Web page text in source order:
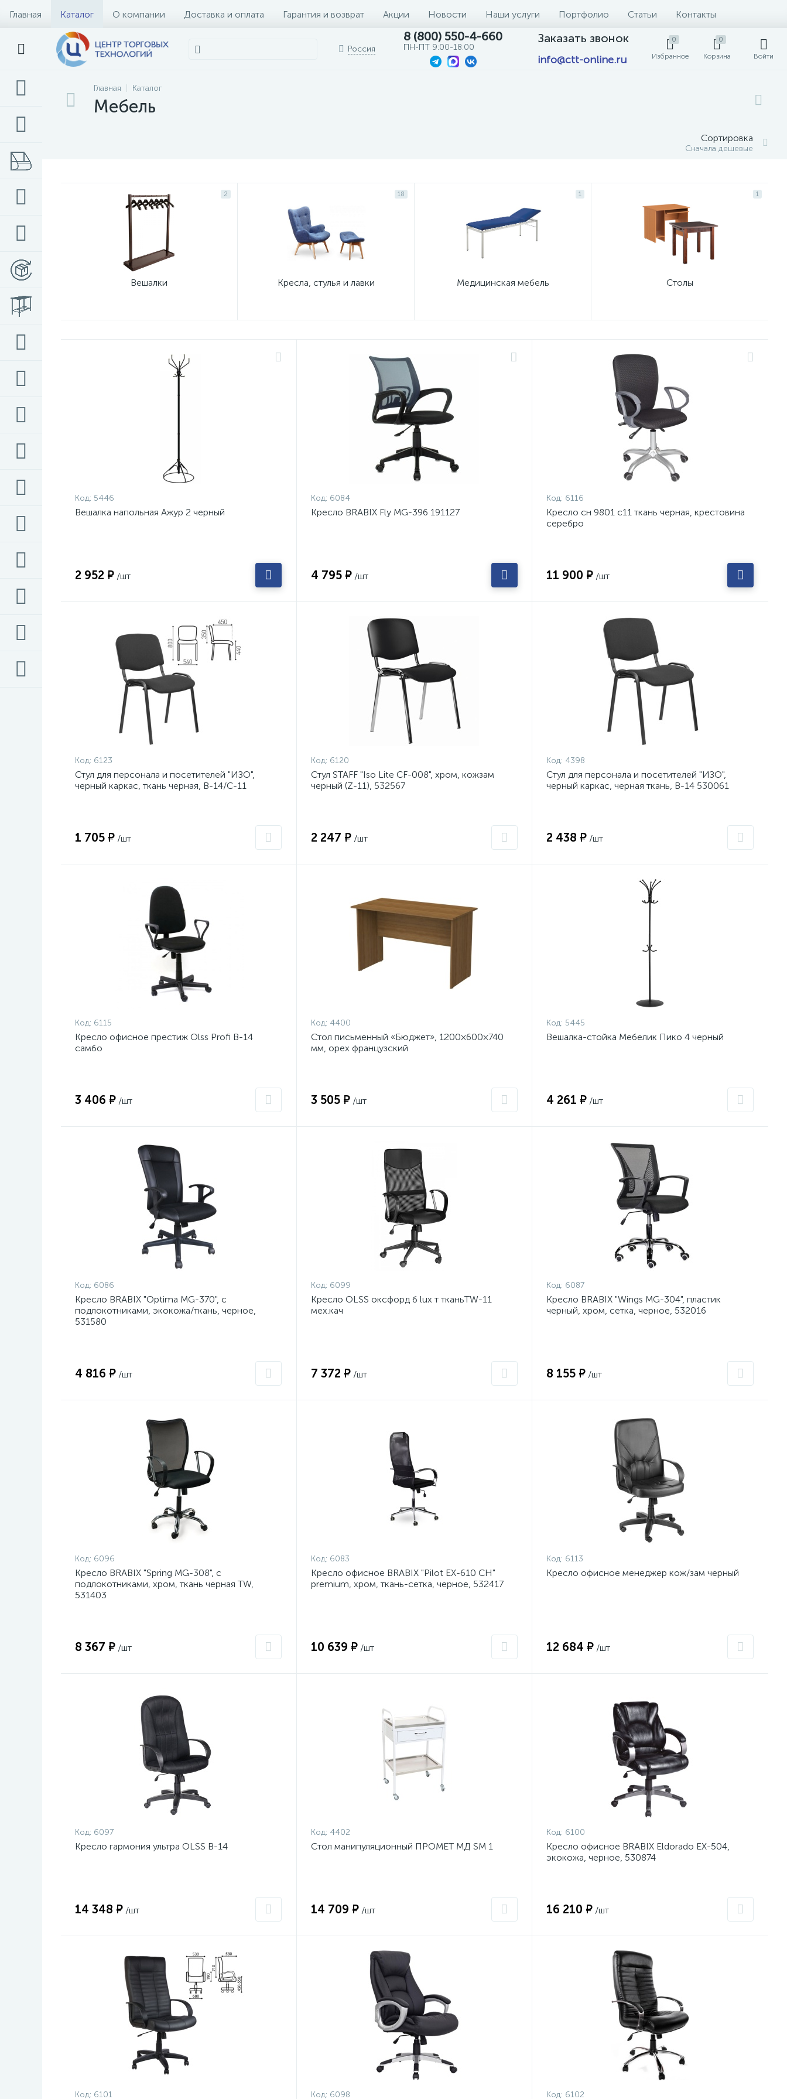
Главная Каталог О компании Доставка и оплата Гарантия и возврат Акции Новости Наши услуги Портфолио Статьи Контакты
Россия
8 (800) 550-4-660
ПН-ПТ 9:00-18:00
Заказать звонок
info@ctt-online.ru
0
Избранное
0
Корзина Войти
Главная Каталог
Мебель
Сортировка
Сначала дешевые
2
Вешалки
18
Кресла, стулья и лавки
1
Медицинская мебель
1
Столы
Код: 5446
Вешалка напольная Ажур 2 черный
2 952 ₽ /шт
Код: 6084
Кресло BRABIX Fly MG-396 191127
4 795 ₽ /шт
Код: 6116
Кресло сн 9801 с11 ткань черная, крестовина
серебро
11 900 ₽ /шт
Код: 6123
Стул для персонала и посетителей "ИЗО",
черный каркас, ткань черная, В-14/С-11
1 705 ₽ /шт
Код: 6120
Стул STAFF "Iso Lite CF-008", хром, кожзам
черный (Z-11), 532567
2 247 ₽ /шт
Код: 4398
Стул для персонала и посетителей "ИЗО",
черный каркас, черная ткань, В-14 530061
2 438 ₽ /шт
Код: 6115
Кресло офисное престиж Olss Profi В-14
самбо
3 406 ₽ /шт
Код: 4400
Стол письменный «Бюджет», 1200×600×740
мм, орех французский
3 505 ₽ /шт
Код: 5445
Вешалка-стойка Мебелик Пико 4 черный
4 261 ₽ /шт
Код: 6086
Кресло BRABIX "Optima MG-370", с
подлокотниками, экокожа/ткань, черное,
531580
4 816 ₽ /шт
Код: 6099
Кресло OLSS оксфорд б lux т тканьTW-11
мех.кач
7 372 ₽ /шт
Код: 6087
Кресло BRABIX "Wings MG-304", пластик
черный, хром, сетка, черное, 532016
8 155 ₽ /шт
Код: 6096
Кресло BRABIX "Spring MG-308", с
подлокотниками, хром, ткань черная TW,
531403
8 367 ₽ /шт
Код: 6083
Кресло офисное BRABIX "Pilot EX-610 CH"
premium, хром, ткань-сетка, черное, 532417
10 639 ₽ /шт
Код: 6113
Кресло офисное менеджер кож/зам черный
12 684 ₽ /шт
Код: 6097
Кресло гармония ультра OLSS В-14
14 348 ₽ /шт
Код: 4402
Стол манипуляционный ПРОМЕТ МД SM 1
14 709 ₽ /шт
Код: 6100
Кресло офисное BRABIX Eldorado EX-504,
экокожа, черное, 530874
16 210 ₽ /шт
Код: 6101 Код: 6098 Код: 6102